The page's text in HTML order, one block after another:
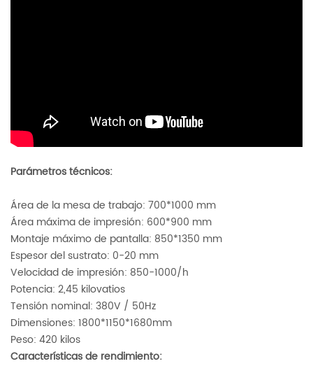
Parámetros técnicos:
Área de la mesa de trabajo: 700*1000 mm
Área máxima de impresión: 600*900 mm
Montaje máximo de pantalla: 850*1350 mm
Espesor del sustrato: 0-20 mm
Velocidad de impresión: 850-1000/h
Potencia: 2,45 kilovatios
Tensión nominal: 380V / 50Hz
Dimensiones: 1800*1150*1680mm
Peso: 420 kilos
Características de rendimiento: